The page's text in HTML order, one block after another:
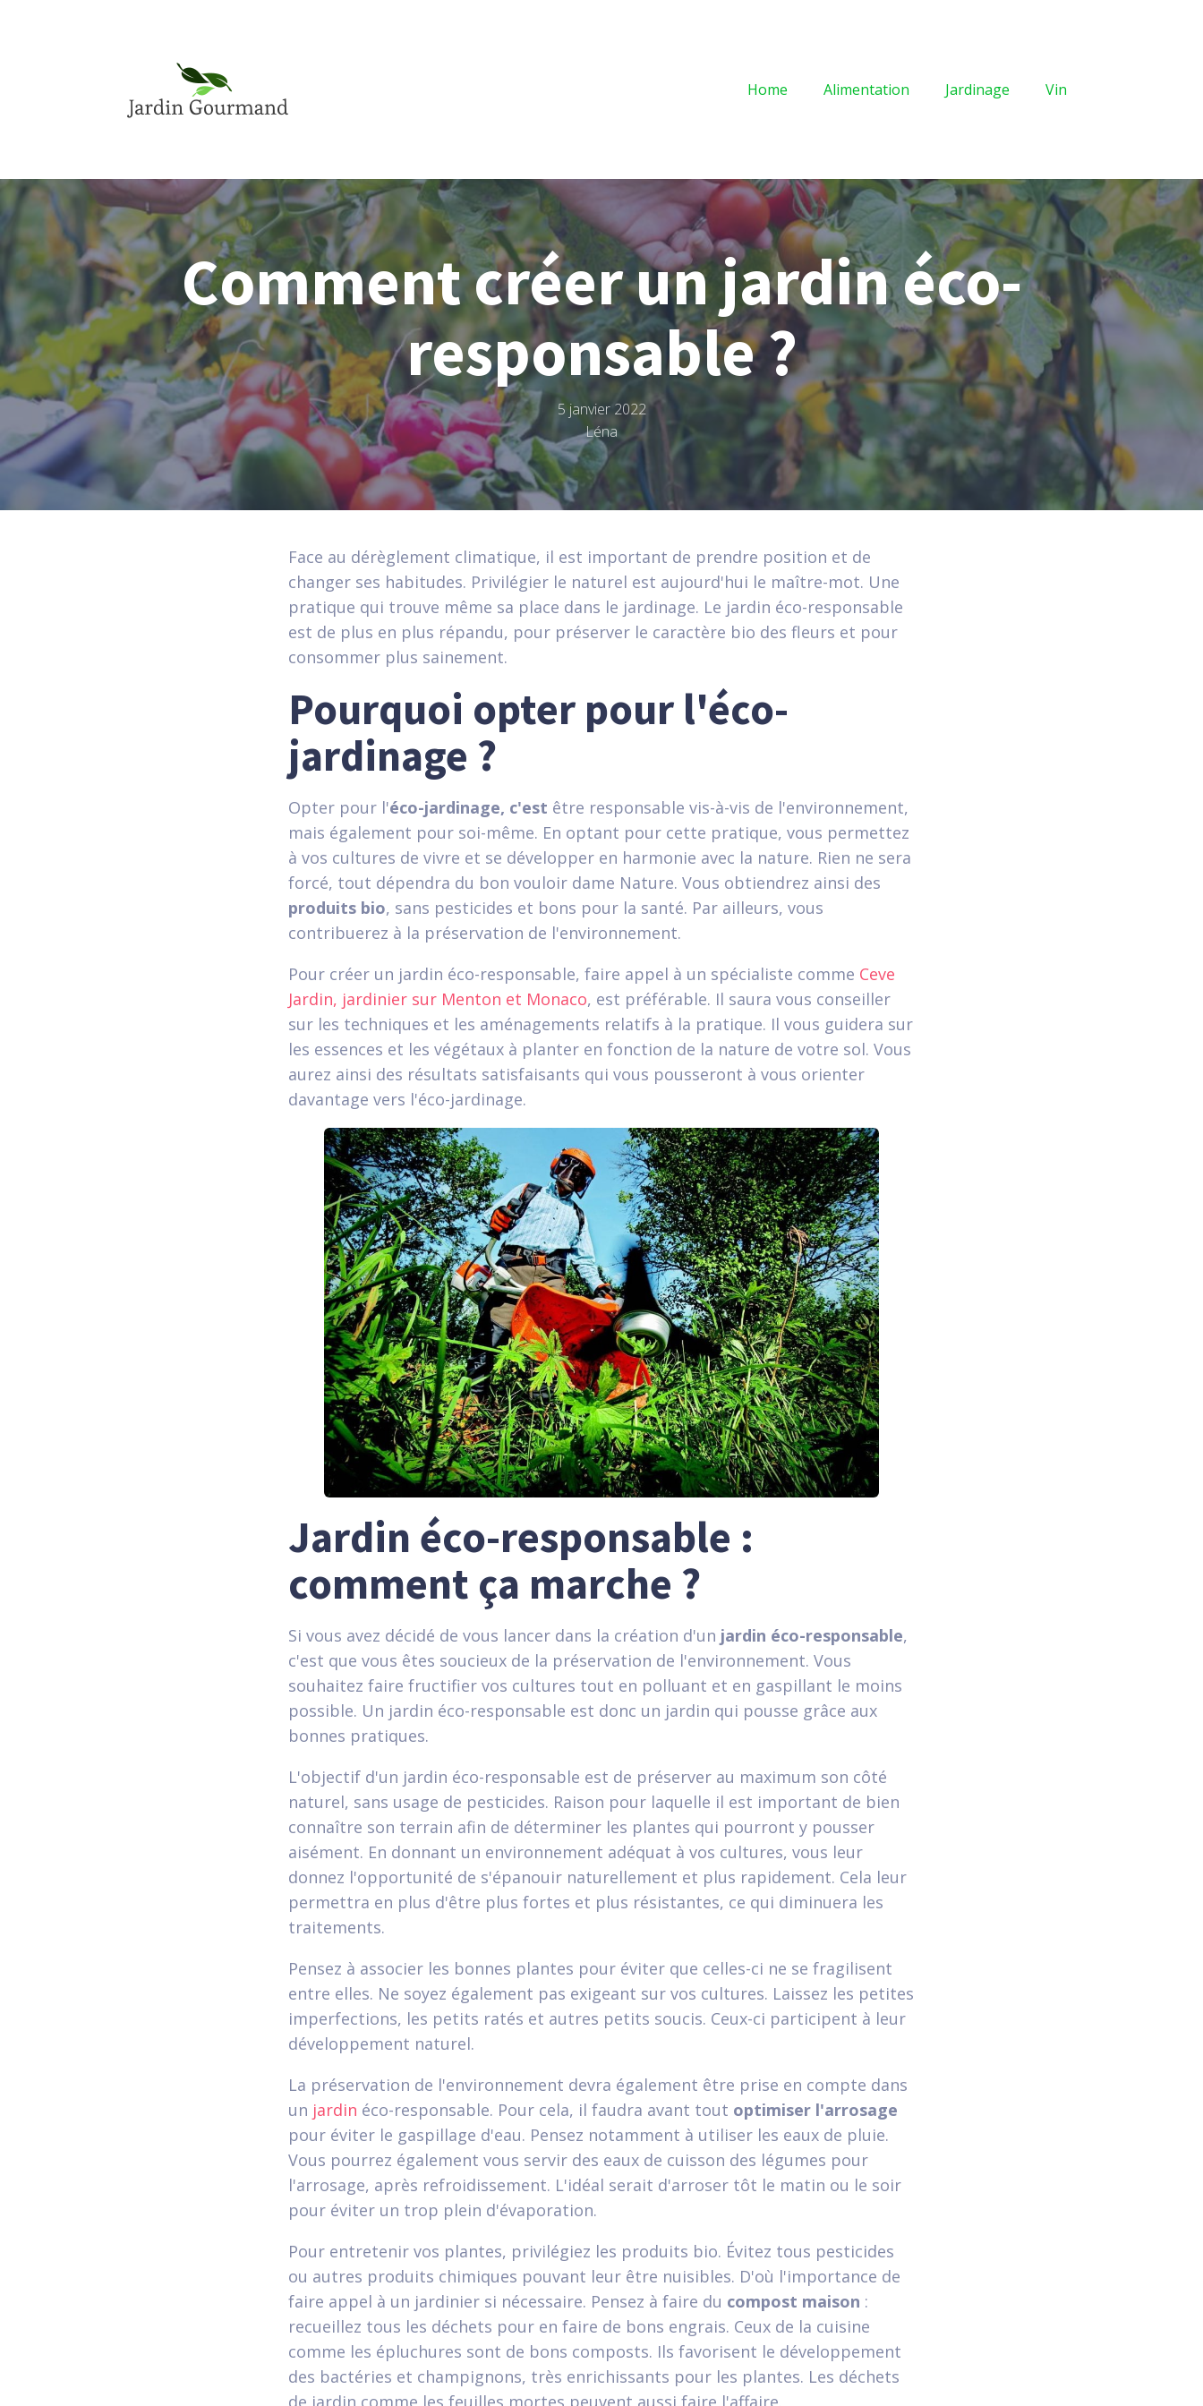
Home Alimentation Jardinage Vin
Comment créer un jardin éco-
responsable ?
5 janvier 2022
Léna
Face au dérèglement climatique, il est important de prendre position et de
changer ses habitudes. Privilégier le naturel est aujourd'hui le maître-mot. Une
pratique qui trouve même sa place dans le jardinage. Le jardin éco-responsable
est de plus en plus répandu, pour préserver le caractère bio des fleurs et pour
consommer plus sainement.
Pourquoi opter pour l'éco-
jardinage ?
Opter pour l'éco-jardinage, c'est être responsable vis-à-vis de l'environnement,
mais également pour soi-même. En optant pour cette pratique, vous permettez
à vos cultures de vivre et se développer en harmonie avec la nature. Rien ne sera
forcé, tout dépendra du bon vouloir dame Nature. Vous obtiendrez ainsi des
produits bio, sans pesticides et bons pour la santé. Par ailleurs, vous
contribuerez à la préservation de l'environnement.
Pour créer un jardin éco-responsable, faire appel à un spécialiste comme Ceve
Jardin, jardinier sur Menton et Monaco, est préférable. Il saura vous conseiller
sur les techniques et les aménagements relatifs à la pratique. Il vous guidera sur
les essences et les végétaux à planter en fonction de la nature de votre sol. Vous
aurez ainsi des résultats satisfaisants qui vous pousseront à vous orienter
davantage vers l'éco-jardinage.
Jardin éco-responsable :
comment ça marche ?
Si vous avez décidé de vous lancer dans la création d'un jardin éco-responsable,
c'est que vous êtes soucieux de la préservation de l'environnement. Vous
souhaitez faire fructifier vos cultures tout en polluant et en gaspillant le moins
possible. Un jardin éco-responsable est donc un jardin qui pousse grâce aux
bonnes pratiques.
L'objectif d'un jardin éco-responsable est de préserver au maximum son côté
naturel, sans usage de pesticides. Raison pour laquelle il est important de bien
connaître son terrain afin de déterminer les plantes qui pourront y pousser
aisément. En donnant un environnement adéquat à vos cultures, vous leur
donnez l'opportunité de s'épanouir naturellement et plus rapidement. Cela leur
permettra en plus d'être plus fortes et plus résistantes, ce qui diminuera les
traitements.
Pensez à associer les bonnes plantes pour éviter que celles-ci ne se fragilisent
entre elles. Ne soyez également pas exigeant sur vos cultures. Laissez les petites
imperfections, les petits ratés et autres petits soucis. Ceux-ci participent à leur
développement naturel.
La préservation de l'environnement devra également être prise en compte dans
un jardin éco-responsable. Pour cela, il faudra avant tout optimiser l'arrosage
pour éviter le gaspillage d'eau. Pensez notamment à utiliser les eaux de pluie.
Vous pourrez également vous servir des eaux de cuisson des légumes pour
l'arrosage, après refroidissement. L'idéal serait d'arroser tôt le matin ou le soir
pour éviter un trop plein d'évaporation.
Pour entretenir vos plantes, privilégiez les produits bio. Évitez tous pesticides
ou autres produits chimiques pouvant leur être nuisibles. D'où l'importance de
faire appel à un jardinier si nécessaire. Pensez à faire du compost maison :
recueillez tous les déchets pour en faire de bons engrais. Ceux de la cuisine
comme les épluchures sont de bons composts. Ils favorisent le développement
des bactéries et champignons, très enrichissants pour les plantes. Les déchets
de jardin comme les feuilles mortes peuvent aussi faire l'affaire.